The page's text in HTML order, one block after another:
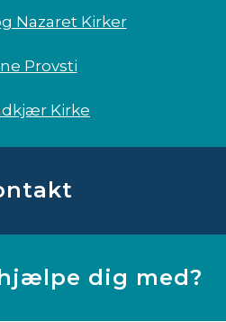
Nazaret Kirker
Provsti
Kirke
dig med?